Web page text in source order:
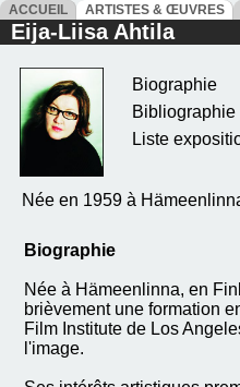
ACCUEIL ARTISTES & ŒUVRES
Eija-Liisa Ahtila